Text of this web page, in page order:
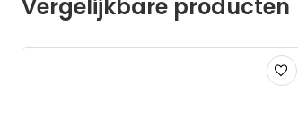
Vergelijkbare producten
Voeg
toe